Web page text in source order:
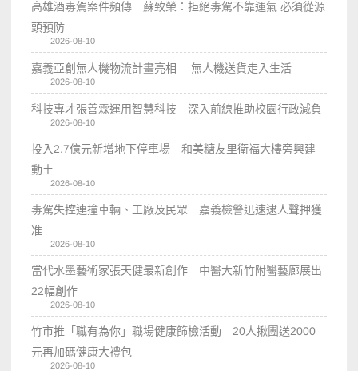
高雄酒毒駕案件頻傳 蘇致榮：拒絕毒駕不靠運氣 必須從源
頭預防
2026-08-10
嘉義亞創無人機物流計畫亮相 無人機送貨走入生活
2026-08-10
科技專才張善霖運用智慧科技 深入前線推助校園行政減負
2026-08-10
投入2.7億元新增地下停車場 和美糖友里衛福大樓旁興建
動土
2026-08-10
毒駕失控連撞車輛、工廠及民眾 嘉義檢警迅速逮人聲押獲
准
2026-08-10
當代水墨藝術家張天健最新創作 中醫大新竹附醫藝廊展出
22幅創作
2026-08-10
竹市推「職有為你」職場健康篩檢活動 20人揪團送2000
元再加碼健康大禮包
2026-08-10